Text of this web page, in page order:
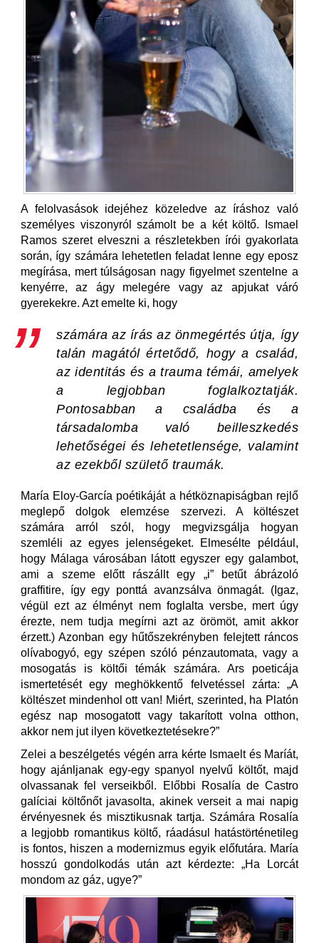
A felolvasások idejéhez közeledve az íráshoz való
személyes viszonyról számolt be a két költő. Ismael
Ramos szeret elveszni a részletekben írói gyakorlata
során, így számára lehetetlen feladat lenne egy eposz
megírása, mert túlságosan nagy figyelmet szentelne a
kenyérre, az ágy melegére vagy az apjukat váró
gyerekekre. Azt emelte ki, hogy
számára az írás az önmegértés útja, így
talán magától értetődő, hogy a család,
az identitás és a trauma témái, amelyek
a legjobban foglalkoztatják.
Pontosabban a családba és a
társadalomba való beilleszkedés
lehetőségei és lehetetlensége, valamint
az ezekből születő traumák.
María Eloy-García poétikáját a hétköznapiságban rejlő
meglepő dolgok elemzése szervezi. A költészet
számára arról szól, hogy megvizsgálja hogyan
szemléli az egyes jelenségeket. Elmesélte például,
hogy Málaga városában látott egyszer egy galambot,
ami a szeme előtt rászállt egy „i” betűt ábrázoló
graffitire, így egy ponttá avanzsálva önmagát. (Igaz,
végül ezt az élményt nem foglalta versbe, mert úgy
érezte, nem tudja megírni azt az örömöt, amit akkor
érzett.) Azonban egy hűtőszekrényben felejtett ráncos
olívabogyó, egy szépen szóló pénzautomata, vagy a
mosogatás is költői témák számára. Ars poeticája
ismertetését egy meghökkentő felvetéssel zárta: „A
költészet mindenhol ott van! Miért, szerinted, ha Platón
egész nap mosogatott vagy takarított volna otthon,
akkor nem jut ilyen következtetésekre?”
Zelei a beszélgetés végén arra kérte Ismaelt és Maríát,
hogy ajánljanak egy-egy spanyol nyelvű költőt, majd
olvassanak fel verseikből. Előbbi Rosalía de Castro
galíciai költőnőt javasolta, akinek verseit a mai napig
érvényesnek és misztikusnak tartja. Számára Rosalía
a legjobb romantikus költő, ráadásul hatástörténetileg
is fontos, hiszen a modernizmus egyik előfutára. María
hosszú gondolkodás után azt kérdezte: „Ha Lorcát
mondom az gáz, ugye?”